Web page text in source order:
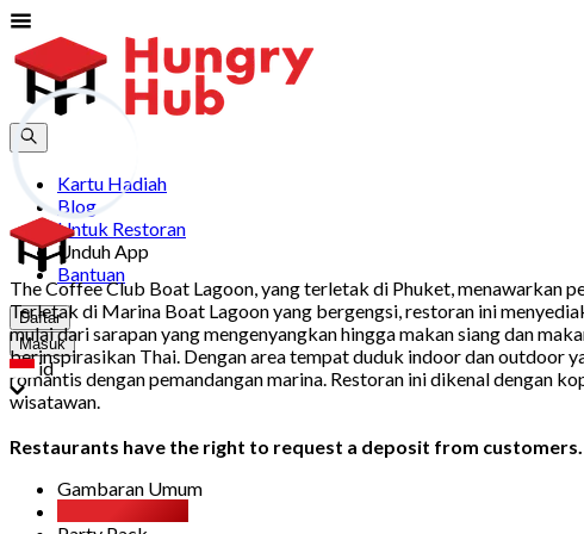
Kartu Hadiah
Blog
Untuk Restoran
Unduh App
Bantuan
Daftar
Masuk
id
The Coffee Club Boat Lagoon, yang terletak di Phuket, menawarkan
Terletak di Marina Boat Lagoon yang bergengsi, restoran ini
mulai dari sarapan yang mengenyangkan hingga makan siang dan
berinspirasikan Thai. Dengan area tempat duduk indoor dan outdoor
romantis dengan pemandangan marina. Restoran ini dikenal dengan
wisatawan.
Restaurants have the right to request a deposit from
Gambaran Umum